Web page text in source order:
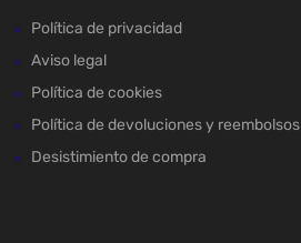
Política de privacidad
Aviso legal
Política de cookies
Política de devoluciones y reembolsos
Desistimiento de compra